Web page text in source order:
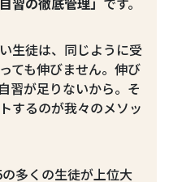
生徒は、同じように受
ても伸びません。伸び
習が足りないから。そ
するのが我々のメソッ
多くの生徒が上位大